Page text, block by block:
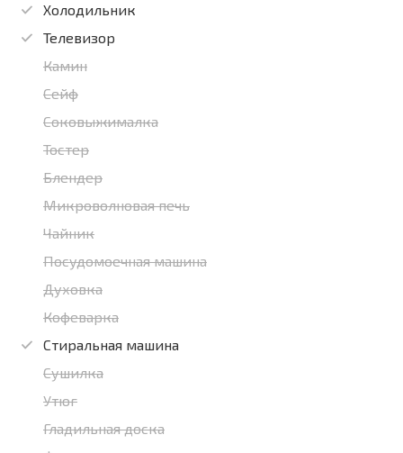
Холодильник
Телевизор
Камин
Сейф
Соковыжималка
Тостер
Блендер
Микроволновая печь
Чайник
Посудомоечная машина
Духовка
Кофеварка
Стиральная машина
Сушилка
Утюг
Гладильная доска